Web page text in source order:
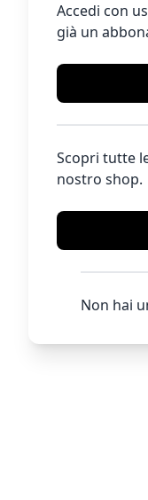
Accedi con
già un
Scopri tutte
nostro shop.
Non hai